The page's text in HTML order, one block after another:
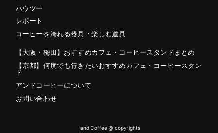
ハウツー
レポート
コーヒーを淹れる器具・楽しむ道具
【大阪・梅田】おすすめカフェ・コーヒースタンドまとめ
【京都】何度でも行きたいおすすめカフェ・コーヒースタン
ド
アンドコーヒーについて
お問い合わせ
_and Coffee @ copyrights